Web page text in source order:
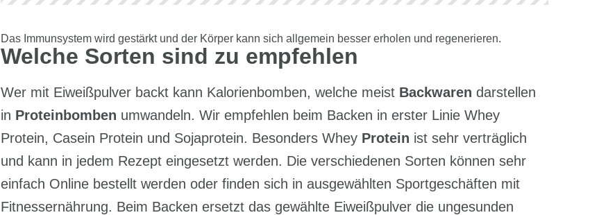
Das Immunsystem wird gestärkt und der Körper kann sich allgemein besser erholen und regenerieren.
Welche Sorten sind zu empfehlen
Wer mit Eiweißpulver backt kann Kalorienbomben, welche meist Backwaren darstellen
in Proteinbomben umwandeln. Wir empfehlen beim Backen in erster Linie Whey
Protein, Casein Protein und Sojaprotein. Besonders Whey Protein ist sehr verträglich
und kann in jedem Rezept eingesetzt werden. Die verschiedenen Sorten können sehr
einfach Online bestellt werden oder finden sich in ausgewählten Sportgeschäften mit
Fitnessernährung. Beim Backen ersetzt das gewählte Eiweißpulver die ungesunden